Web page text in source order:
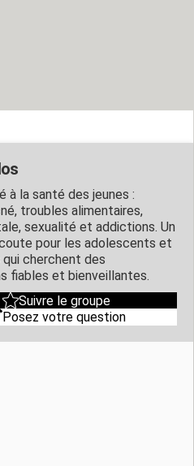
à la santé des jeunes :
troubles alimentaires,
sexualité et addictions. Un
pour les adolescents et
cherchent des
fiables et bienveillantes.
Suivre le groupe
Posez votre question